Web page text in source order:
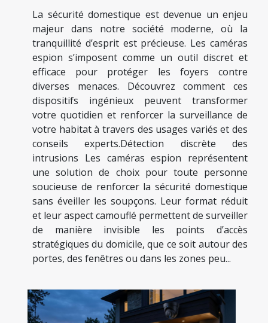
La sécurité domestique est devenue un enjeu
majeur dans notre société moderne, où la
tranquillité d’esprit est précieuse. Les caméras
espion s’imposent comme un outil discret et
efficace pour protéger les foyers contre
diverses menaces. Découvrez comment ces
dispositifs ingénieux peuvent transformer
votre quotidien et renforcer la surveillance de
votre habitat à travers des usages variés et des
conseils experts.Détection discrète des
intrusions Les caméras espion représentent
une solution de choix pour toute personne
soucieuse de renforcer la sécurité domestique
sans éveiller les soupçons. Leur format réduit
et leur aspect camouflé permettent de surveiller
de manière invisible les points d’accès
stratégiques du domicile, que ce soit autour des
portes, des fenêtres ou dans les zones peu...